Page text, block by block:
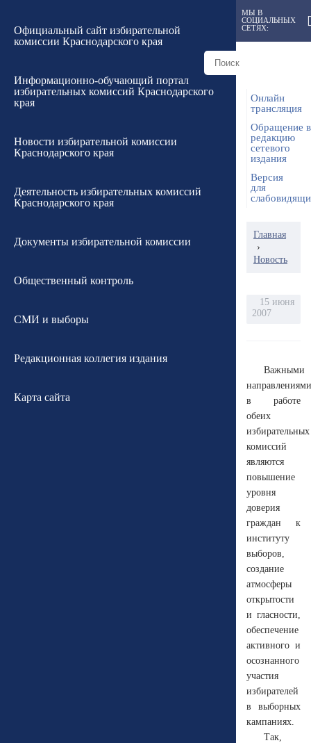
Официальный сайт избирательной
комиссии Краснодарского края
Информационно-обучающий портал
избирательных комиссий Краснодарского
края
Новости избирательной комиссии
Краснодарского края
Деятельность избирательных комиссий
Краснодарского края
Документы избирательной комиссии
Общественный контроль
СМИ и выборы
Редакционная коллегия издания
Карта сайта
МЫ В
СОЦИАЛЬНЫХ
СЕТЯХ:
Онлайн
трансляция
Обращение в
редакцию
сетевого
издания
Версия
для
Главная
›
Новость
15 июня
2007
Важными
направлениями
в работе
обеих
избирательных
комиссий
являются
повышение
уровня
доверия
граждан к
институту
выборов,
создание
атмосферы
открытости
и гласности,
обеспечение
активного и
осознанного
участия
избирателей
в выборных
кампаниях.
Так,